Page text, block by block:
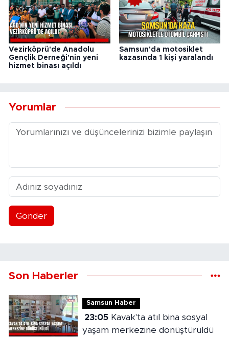
Vezirköprü'de Anadolu
Gençlik Derneği'nin yeni
hizmet binası açıldı
Samsun'da motosiklet
kazasında 1 kişi yaralandı
Yorumlar
Gönder
Son Haberler
Samsun Haber
23:05Kavak'ta atıl bina sosyal
yaşam merkezine dönüştürüldü